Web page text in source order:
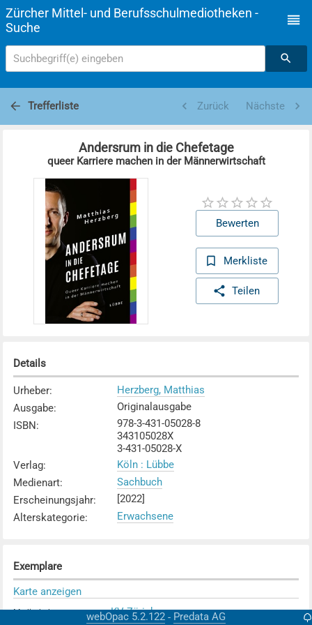
Zürcher Mittel- und Berufsschulmediotheken -
Suche
Suchbegriff(e) eingeben
Trefferliste Zurück Nächste
Andersrum in die Chefetage
queer Karriere machen in der Männerwirtschaft
Bewerten
Merkliste
Teilen
Details
Urheber:
Herzberg, Matthias
Ausgabe:
Originalausgabe
ISBN:
978-3-431-05028-8
343105028X
3-431-05028-X
Verlag:
Köln : Lübbe
Medienart:
Sachbuch
Erscheinungsjahr:
[2022]
Alterskategorie: Erwachsene
Exemplare
Karte anzeigen
Mediothek: KV Zürich
webOpac 5.2.122 - Predata AG